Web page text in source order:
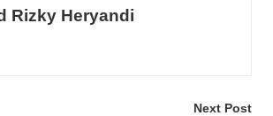
Rizky Heryandi
Next Post